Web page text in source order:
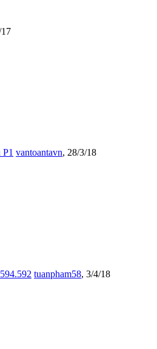
vantoantavn, 28/3/18
tuanpham58, 3/4/18